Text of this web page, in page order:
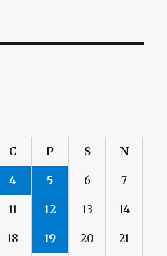
C P S N
4 5 6 7
11 12 13 14
18 19 20 21